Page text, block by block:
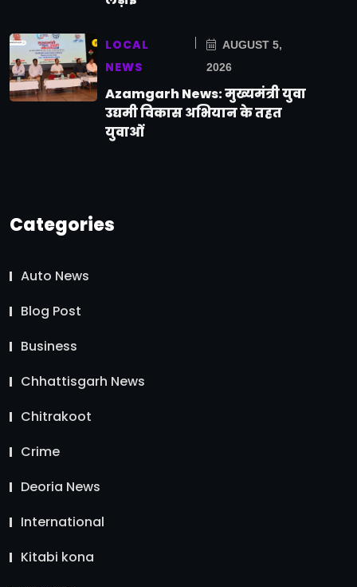
LOCAL
NEWS
AUGUST 5,
2026
Azamgarh News: मुख्यमंत्री युवा
उद्यमी विकास अभियान के तहत
युवाओं
Categories
Auto News
Blog Post
Business
Chhattisgarh News
Chitrakoot
Crime
Deoria News
International
Kitabi kona